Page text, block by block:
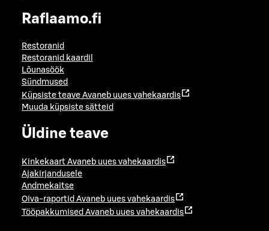
Raflaamo.fi
Restoranid
Restoranid kaardil
Lõunasöök
Sündmused
Küpsiste teave Avaneb uues vahekaardis
Muuda küpsiste sätteid
Üldine teave
Kinkekaart Avaneb uues vahekaardis
Ajakirjandusele
Andmekaitse
Oiva-raportid Avaneb uues vahekaardis
Tööpakkumised Avaneb uues vahekaardis